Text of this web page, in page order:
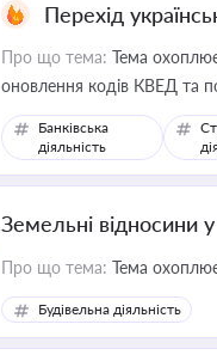
Перехід
Про що тема: Тема охоплює
оновлення кодів КВЕД та
Банківська
діяльність
Земельні відносини у
Про що тема: Тема
Будівельна діяльність